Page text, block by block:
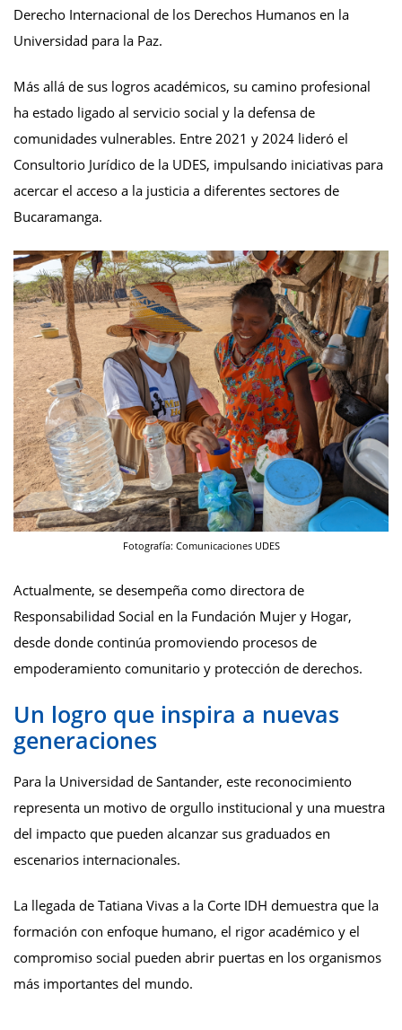
Derecho Internacional de los Derechos Humanos en la
Universidad para la Paz.
Más allá de sus logros académicos, su camino profesional
ha estado ligado al servicio social y la defensa de
comunidades vulnerables. Entre 2021 y 2024 lideró el
Consultorio Jurídico de la UDES, impulsando iniciativas para
acercar el acceso a la justicia a diferentes sectores de
Bucaramanga.
Fotografía: Comunicaciones UDES
Actualmente, se desempeña como directora de
Responsabilidad Social en la Fundación Mujer y Hogar,
desde donde continúa promoviendo procesos de
empoderamiento comunitario y protección de derechos.
Un logro que inspira a nuevas
generaciones
Para la Universidad de Santander, este reconocimiento
representa un motivo de orgullo institucional y una muestra
del impacto que pueden alcanzar sus graduados en
escenarios internacionales.
La llegada de Tatiana Vivas a la Corte IDH demuestra que la
formación con enfoque humano, el rigor académico y el
compromiso social pueden abrir puertas en los organismos
más importantes del mundo.